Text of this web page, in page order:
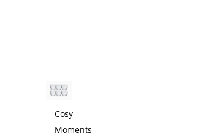
Cosy
Moments